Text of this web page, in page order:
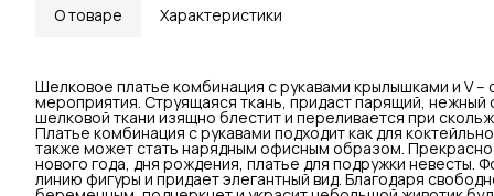
О товаре Характеристики
Шелковое платье комбинация с рукавами крылышками и V
мероприятия. Струящаяся ткань, придаст парящий,
шелковой ткани изящно блестит и переливается при
Платье комбинация с рукавами подходит как для
также может стать нарядным офисным образом. Прекрасно
нового года, дня рождения, платье для подружки невесты.
линию фигуры и придает элегантный вид. Благодаря